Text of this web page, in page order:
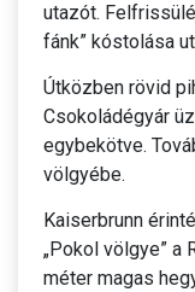
utazót.
fánk” kóstolása
Útközben rövid
Csokoládégyár
egybekötve.
völgyébe.
Kaiserbrunn
„Pokol völgye” a
méter magas